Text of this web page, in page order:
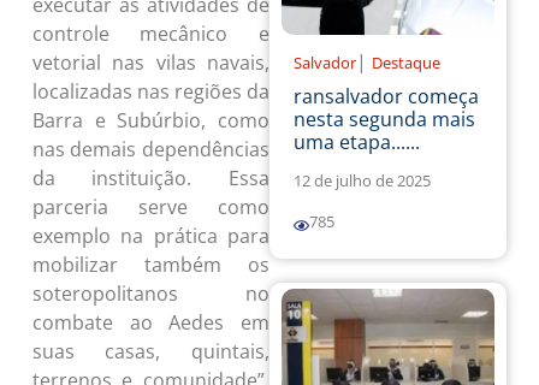
controle mecânico e
vetorial nas vilas navais,
localizadas nas regiões da
Barra e Subúrbio, como
nas demais dependências
da instituição. Essa
parceria serve como
exemplo na prática para
mobilizar também os
soteropolitanos no
combate ao Aedes em
suas casas, quintais,
Salvador | Destaque
ransalvador começa
nesta segunda mais
uma etapa......
12 de julho de 2025
785